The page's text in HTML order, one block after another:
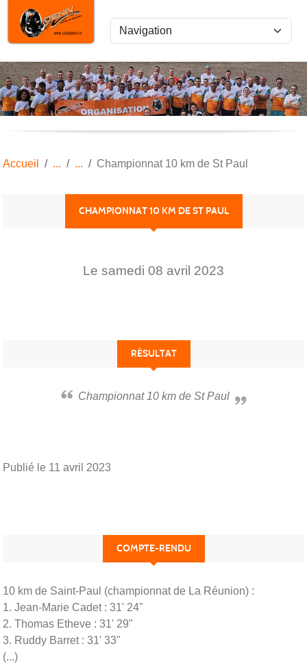
Accueil Championnat 10 km de St Paul
CHAMPIONNAT 10 KM DE ST PAUL
Le samedi 08 avril 2023
RÉSULTAT
Championnat 10 km de St Paul
Publié le 11 avril 2023
COMPTE-RENDU
10 km de Saint-Paul (championnat de La Réunion) :
1. Jean-Marie Cadet : 31' 24"
2. Thomas Etheve : 31' 29"
3. Ruddy Barret : 31' 33"
(...)
Panneau de gestion des cookies